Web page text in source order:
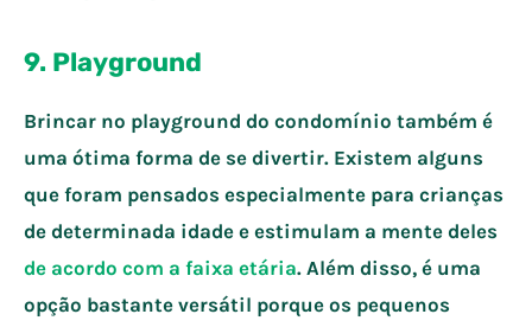
9. Playground
Brincar no playground do condomínio também é
uma ótima forma de se divertir. Existem alguns
que foram pensados especialmente para crianças
de determinada idade e estimulam a mente deles
de acordo com a faixa etária. Além disso, é uma
opção bastante versátil porque os pequenos